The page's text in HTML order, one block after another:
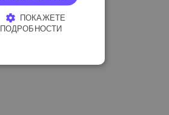
ПОКАЖЕТЕ
ПОДРОБНОСТИ